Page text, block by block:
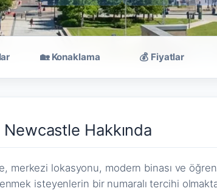
🏡 Konaklama 💰 Fiyatlar
Hakkında
merkezi lokasyonu, modern binası ve
isteyenlerin bir numaralı tercihi